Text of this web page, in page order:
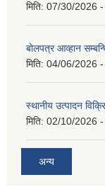
मिति: 07/30/2026
बोलपत्र आव्हान
मिति: 04/06/2026
स्थानीय उत्पादन
मिति: 02/10/2026
अन्य